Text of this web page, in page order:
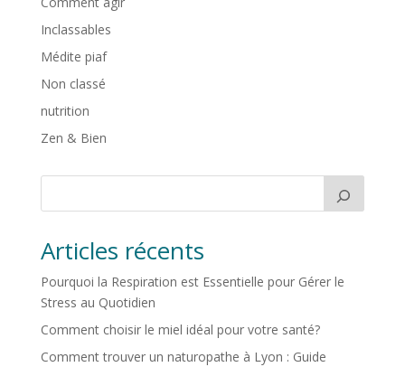
Inclassables
Médite piaf
Non classé
nutrition
Zen & Bien
Articles récents
Pourquoi la Respiration est Essentielle pour Gérer le
Stress au Quotidien
Comment choisir le miel idéal pour votre santé?
Comment trouver un naturopathe à Lyon : Guide